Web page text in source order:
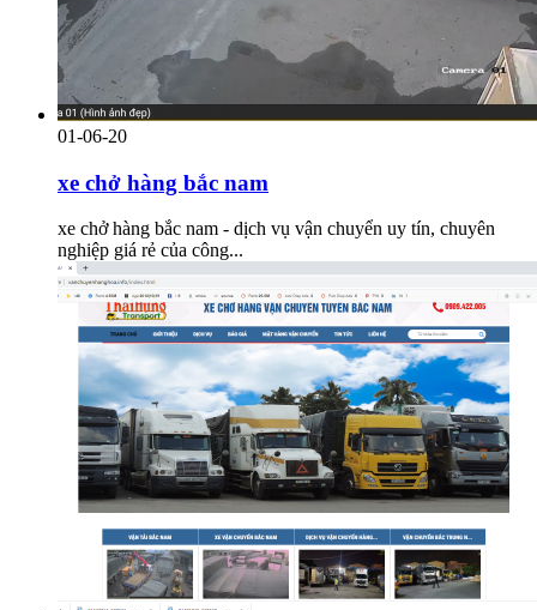
01-06-20
xe chở hàng bắc nam
xe chở hàng bắc nam - dịch vụ vận chuyển uy tín, chuyên
nghiệp giá rẻ của công...